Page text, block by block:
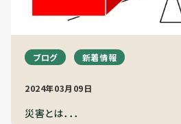
ブログ 新着情報
2024年03月09日
災害とは．．．